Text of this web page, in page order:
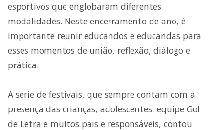
esportivos que englobaram diferentes
modalidades. Neste encerramento de ano, é
importante reunir educandos e educandas para
esses momentos de união, reflexão, diálogo e
prática.
A série de festivais, que sempre contam com a
presença das crianças, adolescentes, equipe Gol
de Letra e muitos pais e responsáveis, contou